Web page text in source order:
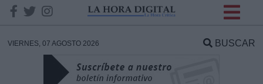
VIERNES, 07 AGOSTO 2026 BUSCAR
DATOS
Responsable: